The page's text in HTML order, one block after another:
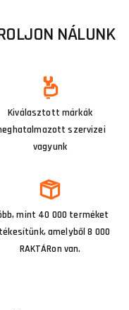
NÁLUNK
Kiválasztott márkák
szervizei
vagyunk
mint 40 000 terméket
amelyből 8 000
RAKTÁRon van.